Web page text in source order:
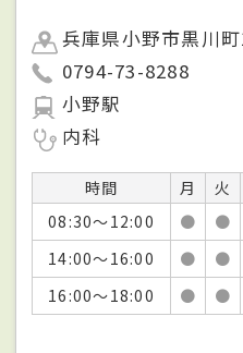
兵庫県小野市黒川
0794-73-8288
小野駅
内科
時間 月 火
08:30～12:00
● ●
14:00～16:00
● ●
16:00～18:00
● ●